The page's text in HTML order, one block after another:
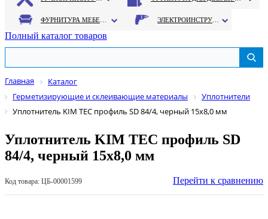
Полный каталог товаров
Главная
Каталог
Герметизирующие и склеивающие материалы
Уплотнители
Уплотнитель KIM TEC профиль SD 84/4, черный 15х8,0 мм
Уплотнитель KIM TEC профиль SD
84/4, черный 15х8,0 мм
Код товара: ЦБ-00001599 Перейти к сравнению